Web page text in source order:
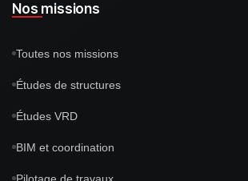
Nos missions
Toutes nos missions
Études de structures
Études VRD
BIM et coordination
Pilotage de travaux